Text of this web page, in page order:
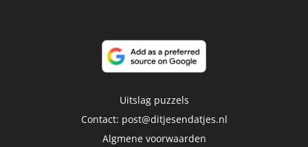
Uitslag puzzels
Contact: post@ditjesendatjes.nl
Algmene voorwaarden